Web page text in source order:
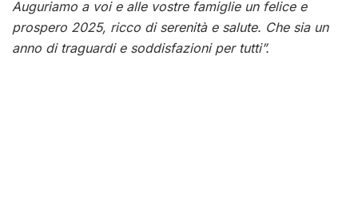
Auguriamo a voi e alle vostre famiglie un felice e
prospero 2025, ricco di serenità e salute. Che sia un
anno di traguardi e soddisfazioni per tutti”.